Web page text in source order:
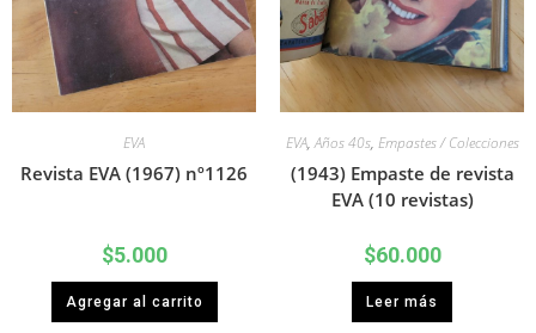
EVA
Revista EVA (1967) nº1126
$5.000
Agregar al carrito
EVA,Años 40s, Empastes / Colecciones
(1943) Empaste de revista
EVA (10 revistas)
$60.000
Leer más